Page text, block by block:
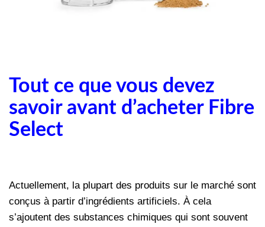
Tout ce que vous devez
savoir avant d’acheter Fibre
Select
Actuellement, la plupart des produits sur le marché sont
conçus à partir d’ingrédients artificiels. Àcela
s’ajoutent des substances chimiques qui sont souvent